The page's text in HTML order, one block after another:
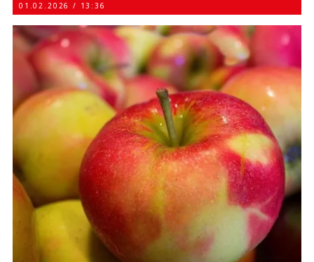
01.02.2026 / 13:36